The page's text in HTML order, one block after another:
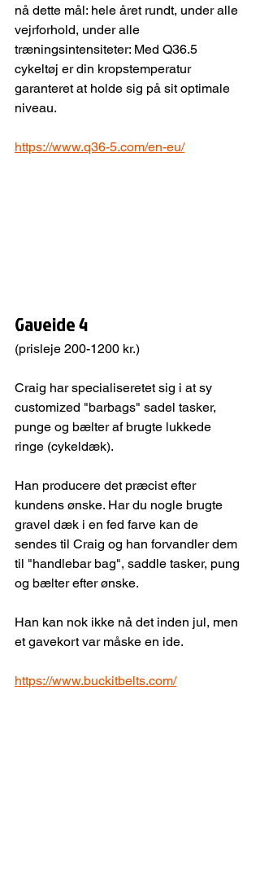
nå dette mål: hele året rundt, under alle
vejrforhold, under alle
træningsintensiteter: Med Q36.5
cykeltøj er din kropstemperatur
garanteret at holde sig på sit optimale
niveau.
https://www.q36-5.com/en-eu/
Gaveide 4
(prisleje 200-1200 kr.)
Craig har specialiseretet sig i at sy
customized "barbags" sadel tasker,
punge og bælter af brugte lukkede
ringe (cykeldæk).
Han producere det præcist efter
kundens ønske. Har du nogle brugte
gravel dæk i en fed farve kan de
sendes til Craig og han forvandler dem
til "handlebar bag", saddle tasker, pung
og bælter efter ønske.
Han kan nok ikke nå det inden jul, men
et gavekort var måske en ide.
https://www.buckitbelts.com/